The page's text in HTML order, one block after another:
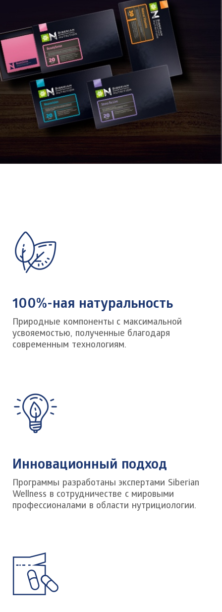
100%-ная натуральность
Природные компоненты с максимальной
усвояемостью, полученные благодаря
современным технологиям.
Инновационный подход
Программы разработаны экспертами Siberian
Wellness в сотрудничестве с мировыми
профессионалами в области нутрициологии.